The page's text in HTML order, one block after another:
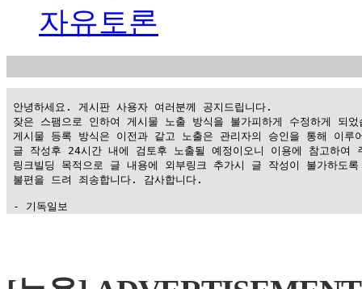
자유토론
안녕하세요. 게시판 사용자 여러분께 공지드립니다.
잦은 스팸으로 인하여 게시물 노출 방식을 불가피하게 수정하게 되었
게시물 등록 방식은 이전과 같고 노출은 관리자의 승인을 통해 이루
글 작성후 24시간 내에 검토후 노출될 예정이오니 이용에 참고하여
링크빌딩 목적으로 글 내용에 외부링크 추가시 글 작성이 불가하도
불편을 드려 죄송합니다. 감사합니다.
- 기독일보
남